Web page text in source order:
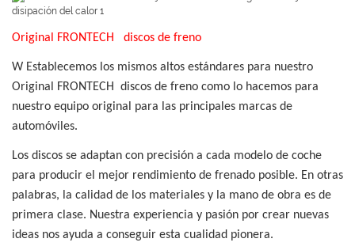
Original FRONTECH discos de freno
W Establecemos los mismos altos estándares para nuestro
Original FRONTECH discos de freno como lo hacemos para
nuestro equipo original para las principales marcas de
automóviles.
Los discos se adaptan con precisión a cada modelo de coche
para producir el mejor rendimiento de frenado posible. En otras
palabras, la calidad de los materiales y la mano de obra es de
primera clase. Nuestra experiencia y pasión por crear nuevas
ideas nos ayuda a conseguir esta cualidad pionera.